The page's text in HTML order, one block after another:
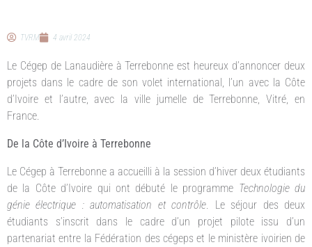
TVRM 4 avril 2024
Le Cégep de Lanaudière à Terrebonne est heureux d’annoncer deux
projets dans le cadre de son volet international, l’un avec la Côte
d’Ivoire et l’autre, avec la ville jumelle de Terrebonne, Vitré, en
France.
De la Côte d’Ivoire à Terrebonne
Le Cégep à Terrebonne a accueilli à la session d’hiver deux étudiants
de la Côte d’Ivoire qui ont débuté le programme Technologie du
génie électrique : automatisation et contrôle . Le séjour des deux
étudiants s’inscrit dans le cadre d’un projet pilote issu d’un
partenariat entre la Fédération des cégeps et le ministère ivoirien de